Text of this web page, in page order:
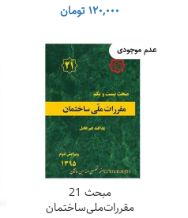
۱۲۰,۰۰۰تومان
عدم موجودی
مبحث 21
مقررات‌ملی‌ساختمان